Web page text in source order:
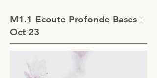
M1.1 Ecoute Profonde Bases -
Oct 23